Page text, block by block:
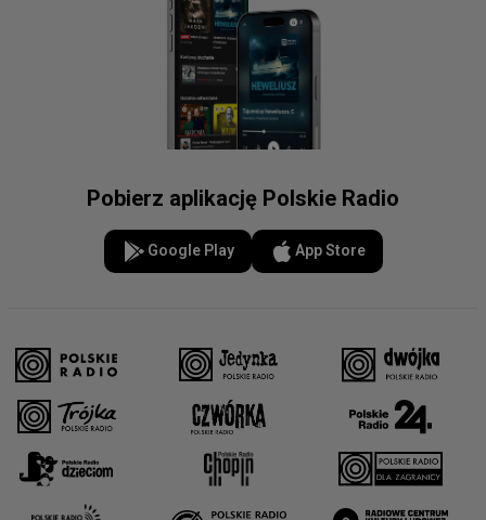
Pobierz aplikację Polskie Radio
Google Play App Store